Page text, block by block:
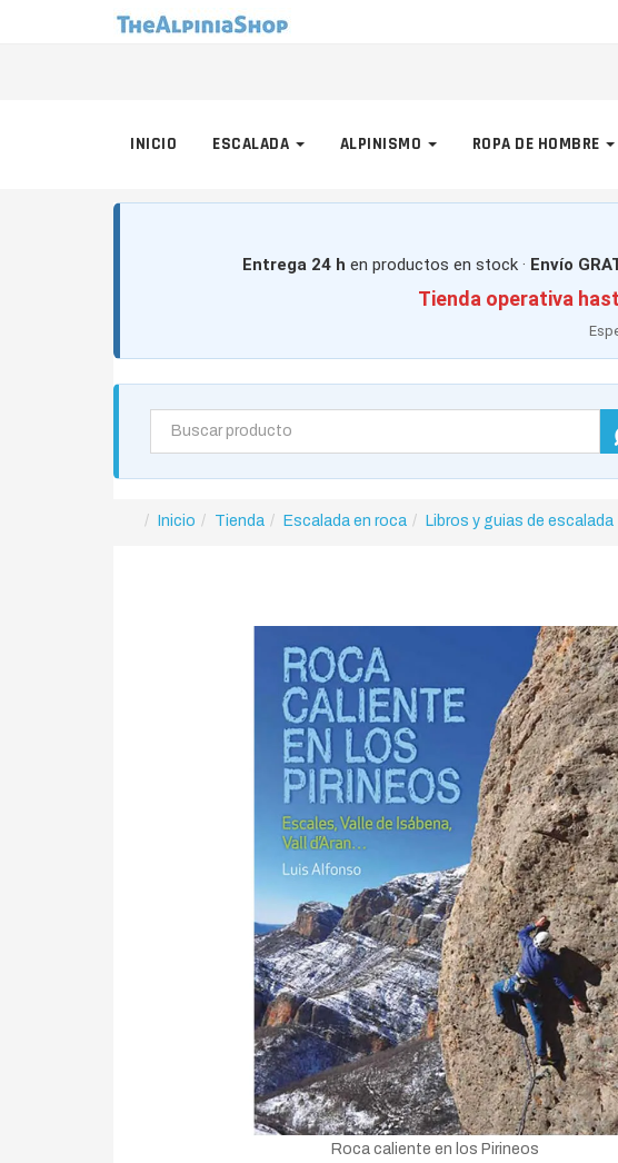
INICIO ESCALADA ALPINISMO ROPA DE HOMBRE
Entrega 24 h en productos en stock · Envío
Tienda operativa
Inicio Tienda Escalada en roca Libros y guias de escalada
Roca caliente en los Pirineos